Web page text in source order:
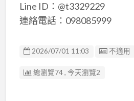
Line ID：@t3329229
連絡電話：098085999
2026/07/01 11:03 廣告编號
不適用
總瀏覽74 , 今天瀏覽2